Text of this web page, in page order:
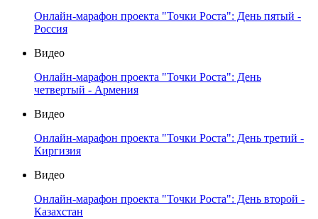
Онлайн-марафон проекта "Точки Роста": День пятый -
Россия
Видео
Онлайн-марафон проекта "Точки Роста": День
четвертый - Армения
Видео
Онлайн-марафон проекта "Точки Роста": День третий -
Киргизия
Видео
Онлайн-марафон проекта "Точки Роста": День второй -
Казахстан